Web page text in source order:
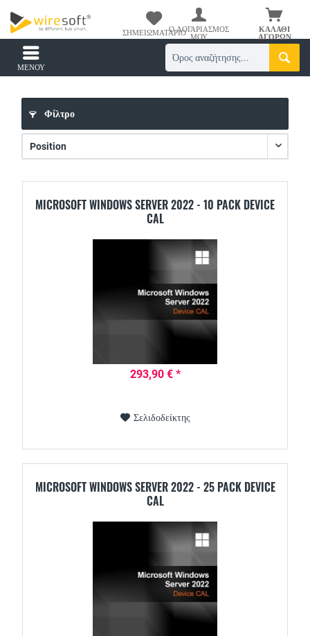
ΚΑΛΆΘΙ
ΑΓΟΡΏΝ
ΣΗΜΕΙΩΜΑΤΆΡΙΟΟ ΛΟΓΑΡΙΑΣΜΌΣ
ΜΟΥ
ΜΕΝΟΎ
Φίλτρο
MICROSOFT WINDOWS SERVER 2022 - 10 PACK DEVICE
CAL
293,90 € *
Σελιδοδείκτης
MICROSOFT WINDOWS SERVER 2022 - 25 PACK DEVICE
CAL